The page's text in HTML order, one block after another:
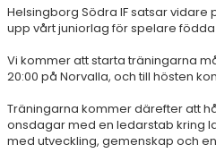
Helsingborg Södra IF satsar vidare
upp vårt juniorlag för spelare födda
Vi kommer att starta träningarna
20:00 på Norvalla, och till hösten
Träningarna kommer därefter att
onsdagar med en ledarstab kring
med utveckling, gemenskap och